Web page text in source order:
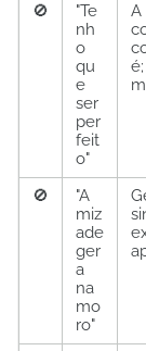
🚫
"Te
nh
o
qu
e
ser
per
feit
o"
A
🚫
"A
miz
ade
ger
a
na
mo
ro"